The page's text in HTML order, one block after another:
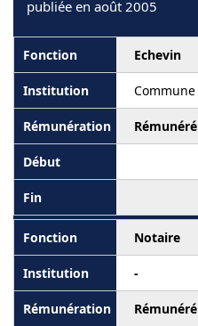
publiée en août 2005
Echevin
Rémunéré
Notaire
-
Rémunéré